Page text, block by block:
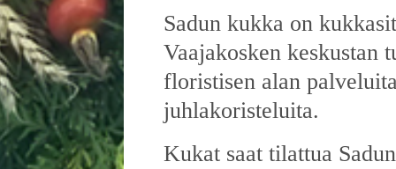
Sadun kukka on
Vaajakosken keskustan
floristisen alan
juhlakoristeluita.
Kukat saat tilattua